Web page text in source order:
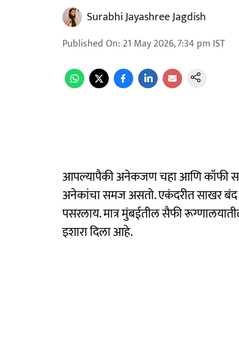
Surabhi Jayashree Jagdish
Published On: 21 May 2026, 7:34 pm IST
आपल्यापैकी अनेकजण चहा आणि कॉफी
अनेकांचा समज असतो. एकंदरीत साखर
पसरलाय. मात्र मुंबईतील सैफी
इशारा दिला आहे.